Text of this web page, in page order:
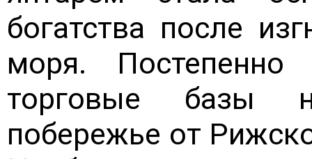
богатства после
моря.
торговые базы
побережье от